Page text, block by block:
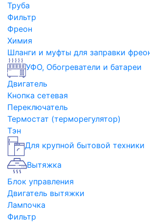
Труба
Фильтр
Фреон
Химия
Шланги и муфты для заправки
УФО, Обогреватели и батареи
Двигатель
Кнопка сетевая
Переключатель
Термостат (терморегулятор)
Тэн
Для крупной бытовой техники
Вытяжка
Блок управления
Двигатель вытяжки
Лампочка
Фильтр